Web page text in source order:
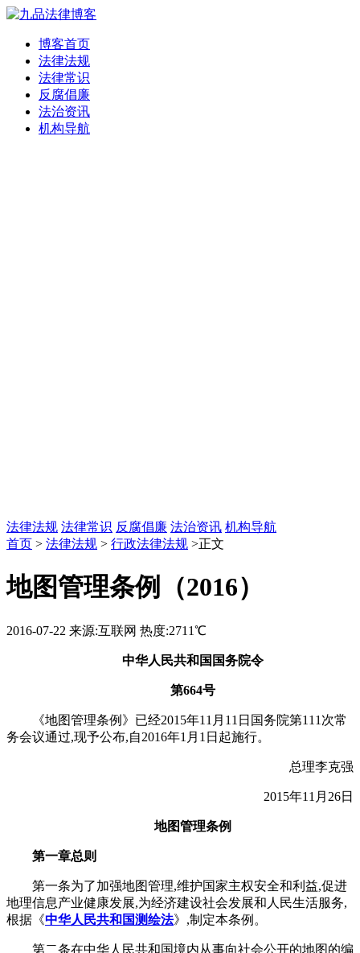
博客首页
法律法规
法律常识
反腐倡廉
法治资讯
机构导航
法律法规 法律常识 反腐倡廉 法治资讯 机构导航
首页 > 法律法规 > 行政法律法规 >正文
地图管理条例（2016）
2016-07-22 来源:互联网 热度:2711℃
中华人民共和国国务院令
第664号
《地图管理条例》已经2015年11月11日国务院第111次常
务会议通过,现予公布,自2016年1月1日起施行。
总理李克强
2015年11月26日
地图管理条例
第一章总则
第一条为了加强地图管理,维护国家主权安全和利益,促进
地理信息产业健康发展,为经济建设社会发展和人民生活服务,
根据《中华人民共和国测绘法》,制定本条例。
第二条在中华人民共和国境内从事向社会公开的地图的编